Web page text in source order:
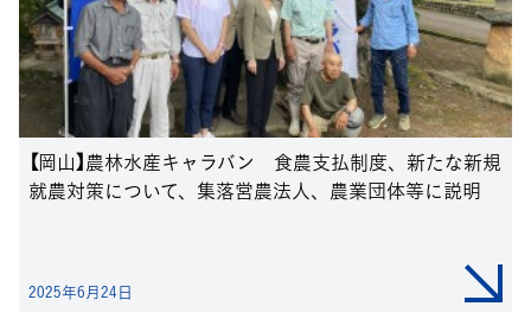
【岡山】農林水産キャラバン 食農支払制度、新たな新規
就農対策について、集落営農法人、農業団体等に説明
2025年6月24日